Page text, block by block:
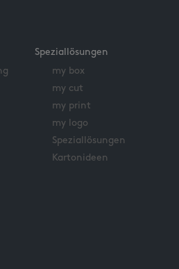
Speziallösungen
my box
my cut
my print
my logo
Speziallösungen
Kartonideen